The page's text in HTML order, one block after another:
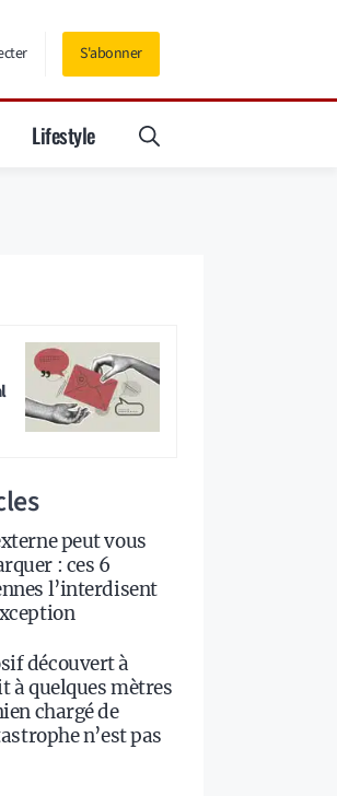
S'abonner
Lifestyle
peut vous
: ces 6
l’interdisent
découvert à
à quelques mètres
chargé de
n’est pas